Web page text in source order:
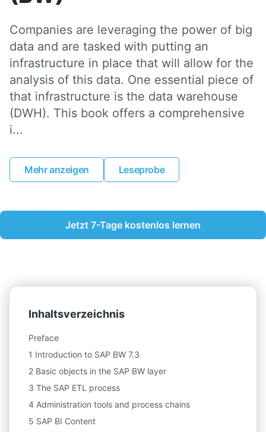
Companies are leveraging the power of big
data and are tasked with putting an
infrastructure in place that will allow for the
analysis of this data. One essential piece of
that infrastructure is the data warehouse
(DWH). This book offers a comprehensive
i...
Mehr anzeigen Leseprobe
Jetzt 7-Tage kostenlos lernen
Inhaltsverzeichnis
Preface
1 Introduction to SAP BW 7.3
2 Basic objects in the SAP BW layer
3 The SAP ETL process
4 Administration tools and process chains
5 SAP BI Content